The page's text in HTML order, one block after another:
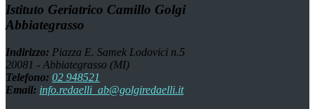
Istituto Geriatrico Camillo Golgi
Abbiategrasso
Indirizzo: Piazza E. Samek Lodovici n.5
20081 - Abbiategrasso (MI)
Telefono: 02 948521
Email: info.redaelli_ab@golgiredaelli.it